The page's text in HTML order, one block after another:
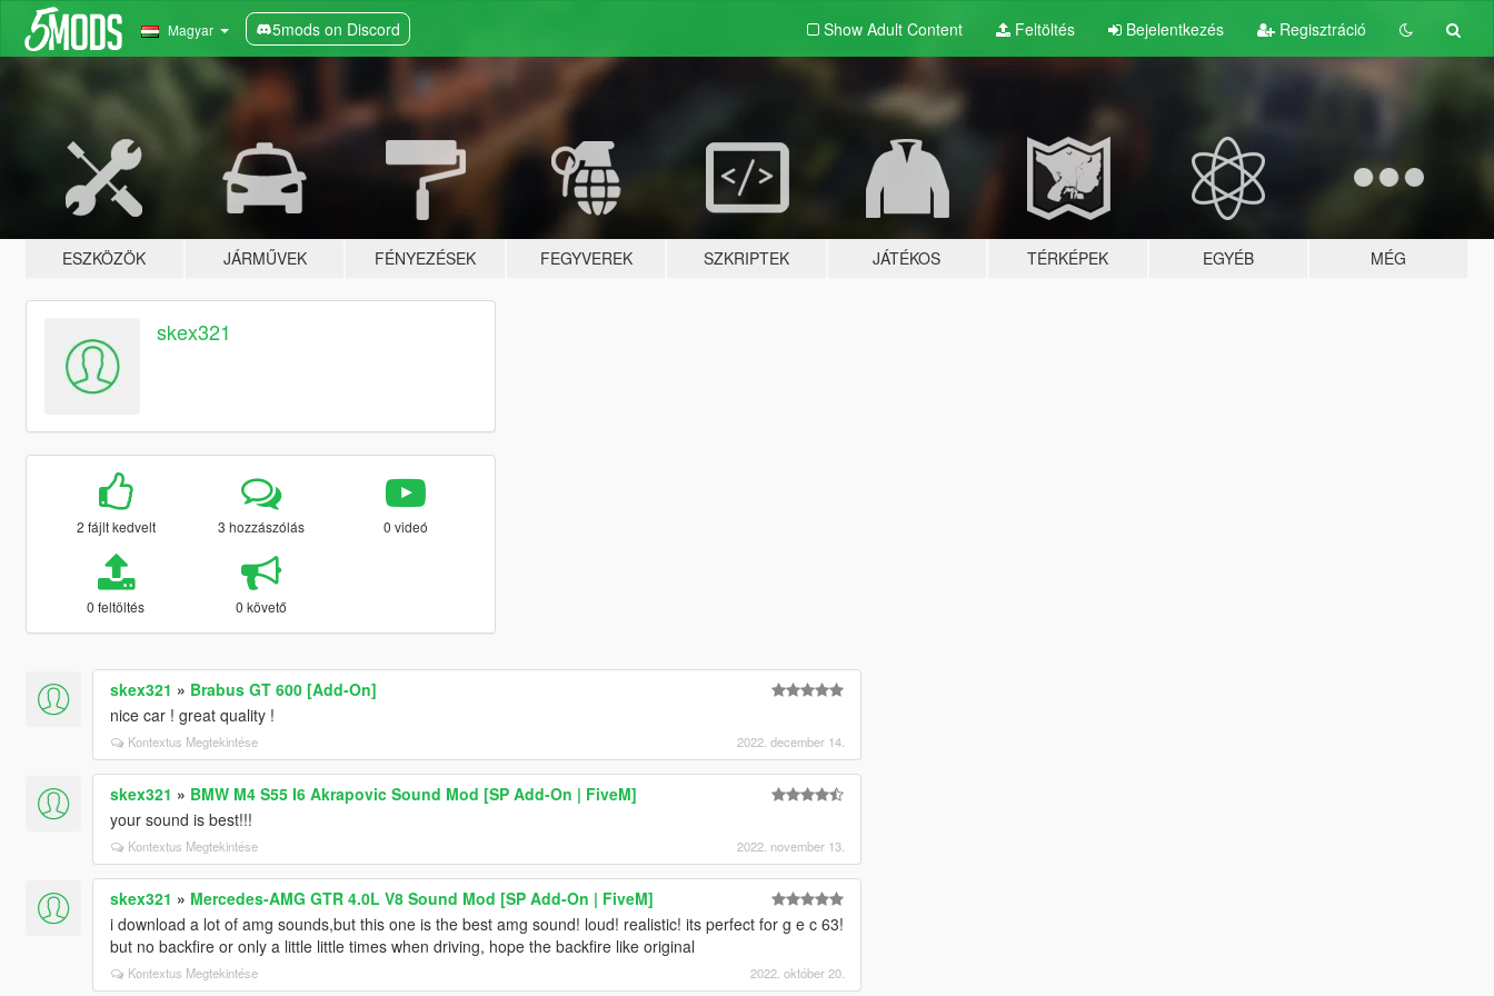
Magyar 5mods on Discord Show Adult Content Feltöltés Bejelentkezés Regisztráció
ESZKÖZÖK JÁRMŰVEK FÉNYEZÉSEK FEGYVEREK SZKRIPTEK JÁTÉKOS TÉRKÉPEK EGYÉB MÉG
skex321
2 fájlt kedvelt 3 hozzászólás 0 videó
0 feltöltés 0 követő
skex321 » Brabus GT 600 [Add-On]
nice car ! great quality !
Kontextus Megtekintése 2022. december 14.
skex321 » BMW M4 S55 I6 Akrapovic Sound Mod [SP Add-On | FiveM]
your sound is best!!!
Kontextus Megtekintése 2022. november 13.
skex321 » Mercedes-AMG GTR 4.0L V8 Sound Mod [SP Add-On | FiveM]
i download a lot of amg sounds,but this one is the best amg sound! loud! realistic! its perfect for g e c 63!
but no backfire or only a little little times when driving, hope the backfire like original
Kontextus Megtekintése 2022. október 20.